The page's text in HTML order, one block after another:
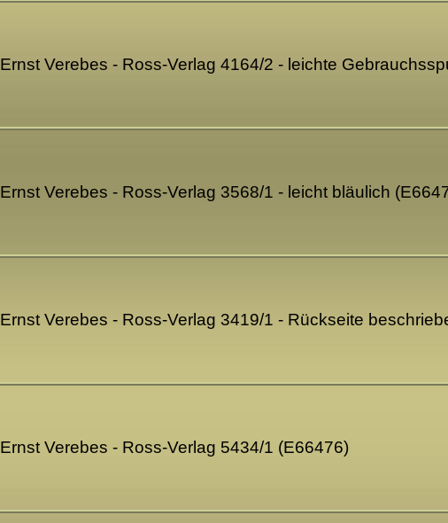
Ernst Verebes - Ross-Verlag 4164/2 - leichte
Ernst Verebes - Ross-Verlag 3568/1 - leicht bläulich
Ernst Verebes - Ross-Verlag 3419/1 - Rückseite
Ernst Verebes - Ross-Verlag 5434/1 (E66476)